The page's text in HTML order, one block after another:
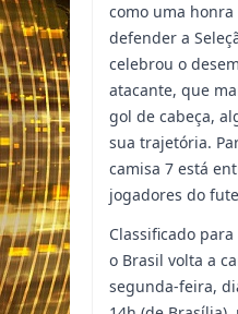
como uma
defender a
celebrou o
atacante, que
gol de cabeça,
sua trajetória.
camisa 7 está
jogadores do
Classificado
o Brasil volta a
segunda-feira,